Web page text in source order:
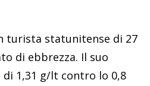
turista statunitense di 27
di ebbrezza. Il suo
di 1,31 g/lt contro lo 0,8